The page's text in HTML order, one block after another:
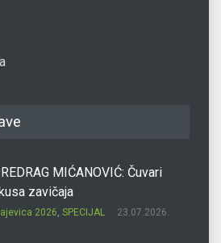
MIĆANOVIĆ: Čuvari
zavičaja
2026, SPECIJAL 23.07.2026.